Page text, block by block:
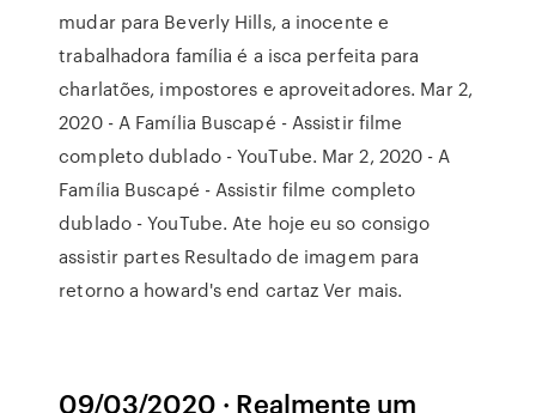
mudar para Beverly Hills, a inocente e
trabalhadora família é a isca perfeita para
charlatões, impostores e aproveitadores. Mar 2,
2020 - A Família Buscapé - Assistir filme
completo dublado - YouTube. Mar 2, 2020 - A
Família Buscapé - Assistir filme completo
dublado - YouTube. Ate hoje eu so consigo
assistir partes Resultado de imagem para
retorno a howard's end cartaz Ver mais.
09/03/2020 · Realmente um